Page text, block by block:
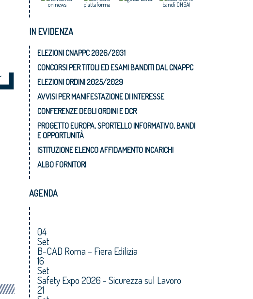
on news
piattaforma
bandi ONSAI
IN EVIDENZA
ELEZIONI CNAPPC 2026/2031
CONCORSI PER TITOLI ED ESAMI BANDITI DAL CNAPPC
ELEZIONI ORDINI 2025/2029
AVVISI PER MANIFESTAZIONE DI INTERESSE
CONFERENZE DEGLI ORDINI E DCR
PROGETTO EUROPA, SPORTELLO INFORMATIVO, BANDI
E OPPORTUNITÀ
ISTITUZIONE ELENCO AFFIDAMENTO INCARICHI
ALBO FORNITORI
AGENDA
04
Set
B-CAD Roma – Fiera Edilizia
16
Set
Safety Expo 2026 - Sicurezza sul Lavoro
21